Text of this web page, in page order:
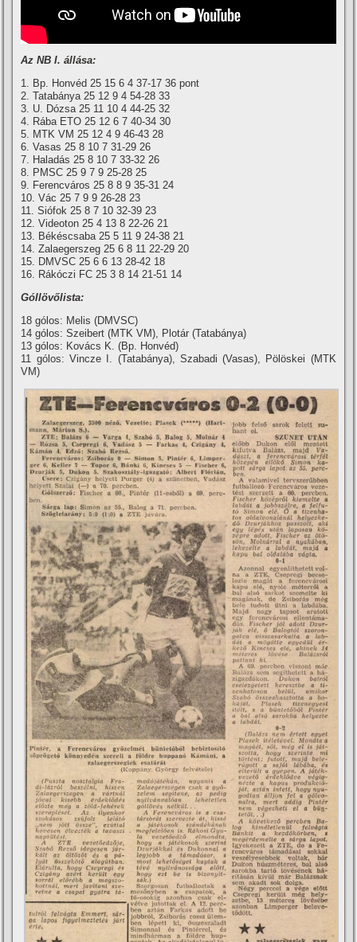
Az NB I. állása:
1. Bp. Honvéd 25 15 6 4 37-17 36 pont
2. Tatabánya 25 12 9 4 54-28 33
3. U. Dózsa 25 11 10 4 44-25 32
4. Rába ETO 25 12 6 7 40-34 30
5. MTK VM 25 12 4 9 46-43 28
6. Vasas 25 8 10 7 31-29 26
7. Haladás 25 8 10 7 33-32 26
8. PMSC 25 9 7 9 25-28 25
9. Ferencváros 25 8 8 9 35-31 24
10. Vác 25 7 9 9 26-28 23
11. Siófok 25 8 7 10 32-39 23
12. Videoton 25 4 13 8 22-26 21
13. Békéscsaba 25 5 11 9 24-38 21
14. Zalaegerszeg 25 6 8 11 22-29 20
15. DMVSC 25 6 6 13 28-42 18
16. Rákóczi FC 25 3 8 14 21-51 14
Góllövőlista:
18 gólos: Melis (DMVSC)
14 gólos: Szeibert (MTK VM), Plotár (Tatabánya)
13 gólos: Kovács K. (Bp. Honvéd)
11 gólos: Vincze I. (Tatabánya), Szabadi (Vasas), Pölöskei (MTK
VM)